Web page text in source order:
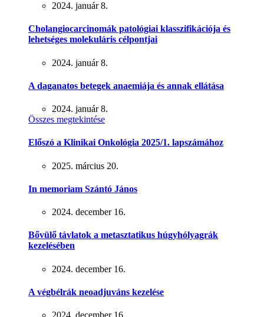
2024. január 8.
Cholangiocarcinomák patológiai klasszifikációja és
lehetséges molekuláris célpontjai
2024. január 8.
A daganatos betegek anaemiája és annak ellátása
2024. január 8.
Összes megtekintése
Előszó a Klinikai Onkológia 2025/1. lapszámához
2025. március 20.
In memoriam Szántó János
2024. december 16.
Bővülő távlatok a metasztatikus húgyhólyagrák
kezelésében
2024. december 16.
A végbélrák neoadjuváns kezelése